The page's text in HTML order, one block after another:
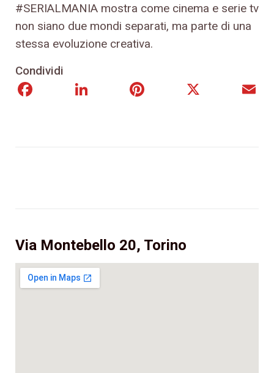
#SERIALMANIA mostra come cinema e serie tv
non siano due mondi separati, ma parte di una
stessa evoluzione creativa.
Condividi
FacebookLinkedIn Pinterest
Via Montebello 20, Torino